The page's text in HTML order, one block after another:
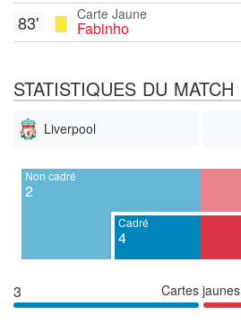
Carte Jaune
Fabinho
83'
STATISTIQUES DU MATCH
Liverpool
Non cadré
2
Cadré
4
3 Cartes jaunes